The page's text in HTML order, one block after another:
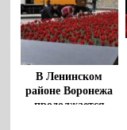
В Ленинском
районе Воронежа
продолжается